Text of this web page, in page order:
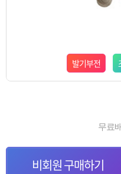
발기부전
무료
비회원 구매하기